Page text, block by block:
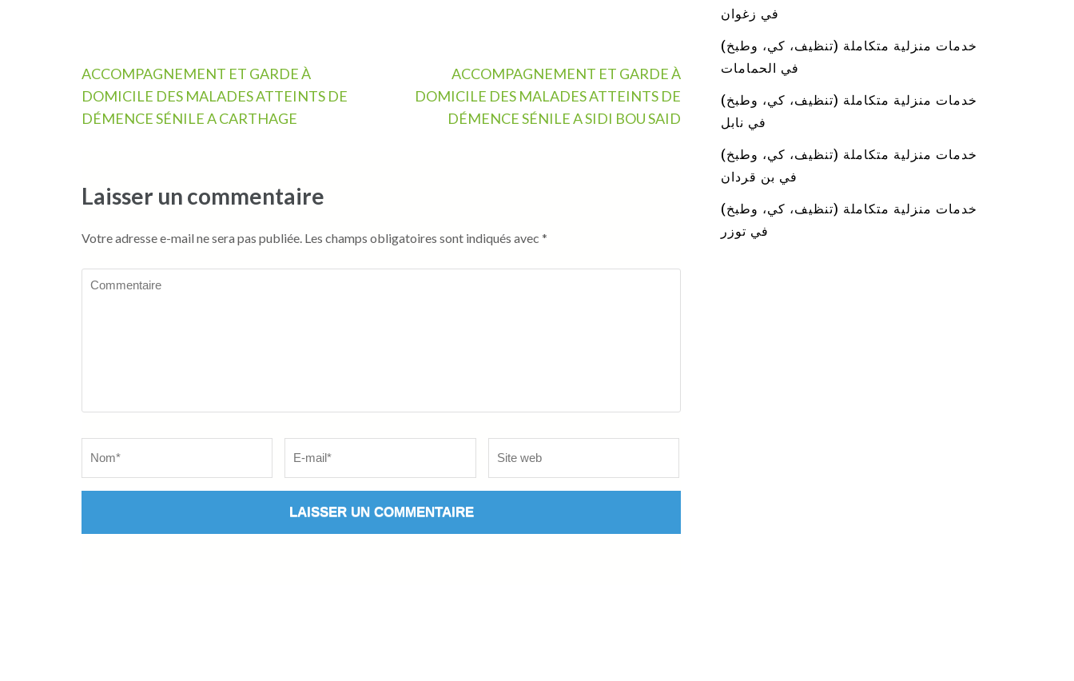
Navigation
de
l’article
ACCOMPAGNEMENT ET GARDE À
DOMICILE DES MALADES ATTEINTS DE
DÉMENCE SÉNILE A CARTHAGE
ACCOMPAGNEMENT ET GARDE À
DOMICILE DES MALADES ATTEINTS DE
DÉMENCE SÉNILE A SIDI BOU SAID
Laisser un commentaire
Votre adresse e-mail ne sera pas publiée. Les champs obligatoires sont indiqués avec *
Commentaire
في زغوان
خدمات منزلية متكاملة (تنظيف، كي، وطبخ)
في الحمامات
خدمات منزلية متكاملة (تنظيف، كي، وطبخ)
في نابل
خدمات منزلية متكاملة (تنظيف، كي، وطبخ)
في بن قردان
خدمات منزلية متكاملة (تنظيف، كي، وطبخ)
في توزر